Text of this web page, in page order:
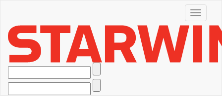
Toggle